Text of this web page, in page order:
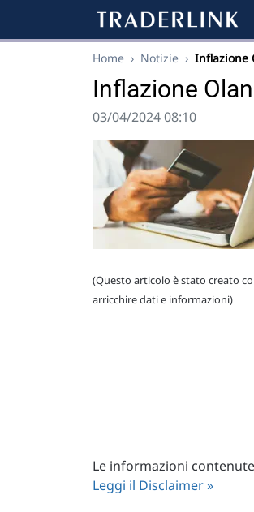
Home › Notizie › Inflazione
Inflazione
03/04/2024 08:10
(Questo articolo è stato creato
arricchire dati e informazioni)
Le informazioni
Leggi il Disclaimer »